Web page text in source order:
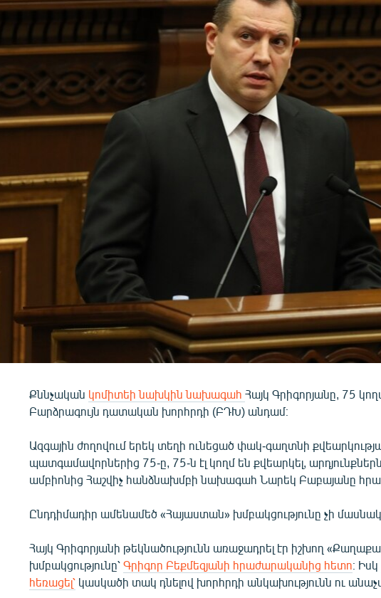
Քննչական կոմիտեի նախկին նախագահՀայկ Գրիգորյանը, 75
Բարձրագույն դատական խորհրդի (ԲԴԽ) անդամ։
Ազգային ժողովում երեկ տեղի ունեցած փակ-գաղտնի
պատգամավորներից 75-ը, 75-ն էլ կողմ են քվեարկել,
ամբիոնից Հաշվիչ հանձնախմբի նախագահ Նարեկ Բաբայանը
Ընդդիմադիր ամենամեծ «Հայաստան» խմբակցությունը չի
Հայկ Գրիգորյանի թեկնածությունն առաջադրել էր իշխող
խմբակցությունը՝Գրիգոր Բեքմեզյանի հրաժարականից հետո։ Իսկ
հեռացել՝ կասկածի տակ դնելով խորհրդի անկախությունն ու